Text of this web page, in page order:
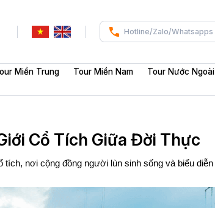
Hotline/Zalo/Whatsapps
Miền Trung Tour Miền Nam Tour Nước Ngoài
Cổ Tích Giữa Đời Thực
nơi cộng đồng người lùn sinh sống và biểu diễn